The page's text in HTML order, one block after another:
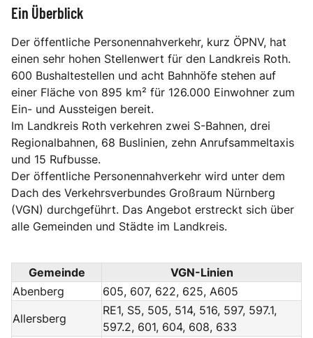
Ein Überblick
Der öffentliche Personennahverkehr, kurz ÖPNV, hat
einen sehr hohen Stellenwert für den Landkreis Roth.
600 Bushaltestellen und acht Bahnhöfe stehen auf
einer Fläche von 895 km² für 126.000 Einwohner zum
Ein- und Aussteigen bereit.
Im Landkreis Roth verkehren zwei S-Bahnen, drei
Regionalbahnen, 68 Buslinien, zehn Anrufsammeltaxis
und 15 Rufbusse.
Der öffentliche Personennahverkehr wird unter dem
Dach des Verkehrsverbundes Großraum Nürnberg
(VGN) durchgeführt. Das Angebot erstreckt sich über
alle Gemeinden und Städte im Landkreis.
Gemeinde
VGN-Linien
Abenberg
605, 607, 622, 625, A605
Allersberg
RE1, S5, 505, 514, 516, 597, 597.1,
597.2, 601, 604, 608, 633